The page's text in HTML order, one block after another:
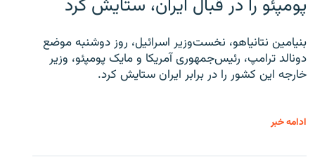
پومپئو را در قبال ایران، ستایش کرد
بنیامین نتانیاهو، نخست‌وزیر اسرائیل، روز دوشنبه موضع
دونالد ترامپ، رئیس‌جمهوری آمریکا و مایک پومپئو، وزیر
خارجه این کشور را در برابر ایران ستایش کرد.
ادامه خبر